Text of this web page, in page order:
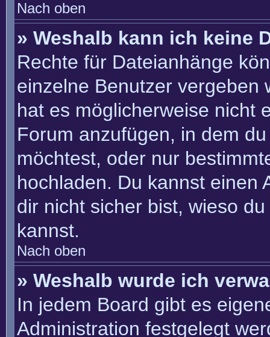
Nach oben
» Weshalb kann ich keine
Rechte für Dateianhänge
einzelne Benutzer vergeben
hat es möglicherweise nicht
Forum anzufügen, in dem
möchtest, oder nur
hochladen. Du kannst einen
dir nicht sicher bist, wieso
kannst.
Nach oben
» Weshalb wurde ich
In jedem Board gibt es
Administration festgelegt